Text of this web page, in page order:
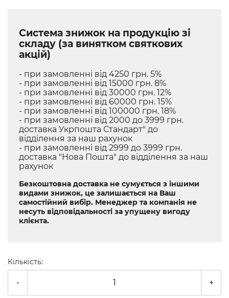
Система знижок на продукцію зі
складу (за винятком святкових
акцій)
- при замовленні від 4250 грн. 5%
- при замовленні від 15000 грн. 8%
- при замовленні від 30000 грн. 12%
- при замовленні від 60000 грн. 15%
- при замовленні від 100000 грн. 18%
- при замовленні від 2000 до 3999 грн.
доставка Укрпошта Стандарт" до
відділення за наш рахунок
- при замовленні від 2999 до 3999 грн.
доставка "Нова Пошта" до відділення за наш
рахунок
Безкоштовна доставка не сумується з іншими
видами знижок, це залишається на Ваш
самостійний вибір. Менеджер та компанія не
несуть відповідальності за упущену вигоду
клієнта.
Кількість:
- +